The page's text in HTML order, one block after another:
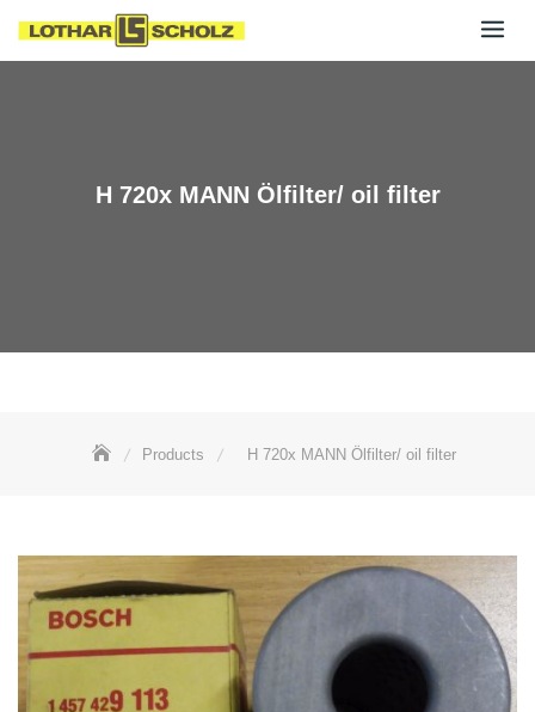
H 720x MANN Ölfilter/ oil filter
Products H 720x MANN Ölfilter/ oil filter